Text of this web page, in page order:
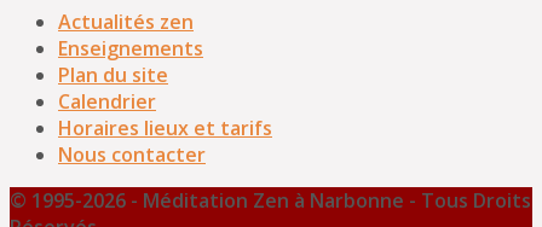
Actualités zen
Enseignements
Plan du site
Calendrier
Horaires lieux et tarifs
Nous contacter
© 1995-2026 - Méditation Zen à Narbonne - Tous Droits